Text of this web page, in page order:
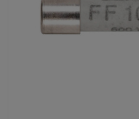
Categoría de protección contra
sobretensión